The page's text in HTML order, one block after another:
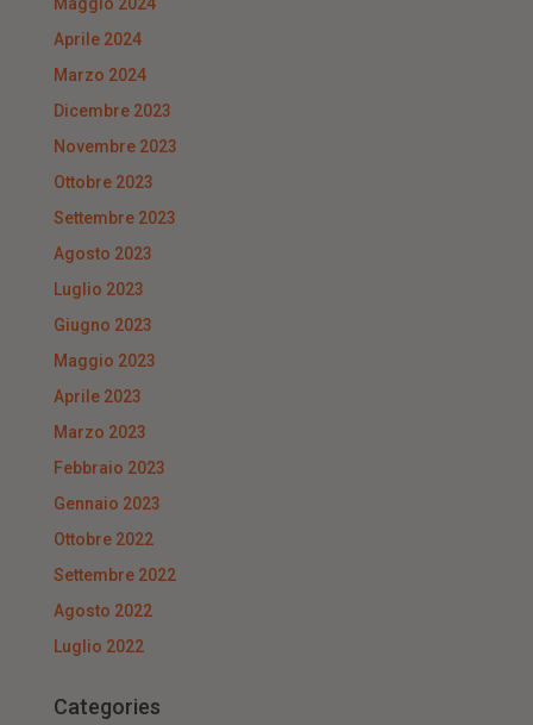
Aprile 2024
Marzo 2024
Dicembre 2023
Novembre 2023
Ottobre 2023
Settembre 2023
Agosto 2023
Luglio 2023
Giugno 2023
Maggio 2023
Aprile 2023
Marzo 2023
Febbraio 2023
Gennaio 2023
Ottobre 2022
Settembre 2022
Agosto 2022
Luglio 2022
Categories